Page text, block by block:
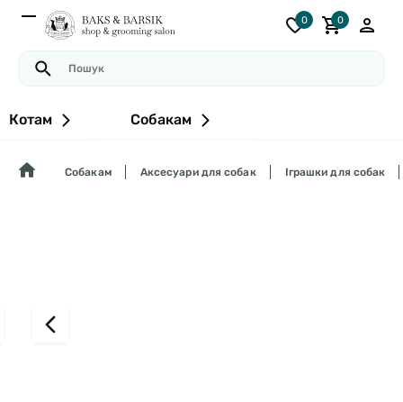
0 0
Котам Собакам
Собакам Аксесуари для собак Іграшки для собак